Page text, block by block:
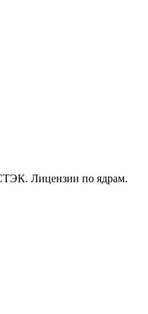
Лицензии по ядрам.